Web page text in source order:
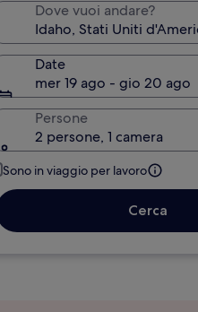
Dove vuoi andare?
Date
mer 19 ago - gio 20 ago
Persone
2 persone, 1 camera
Sono in viaggio per lavoro
Cerca